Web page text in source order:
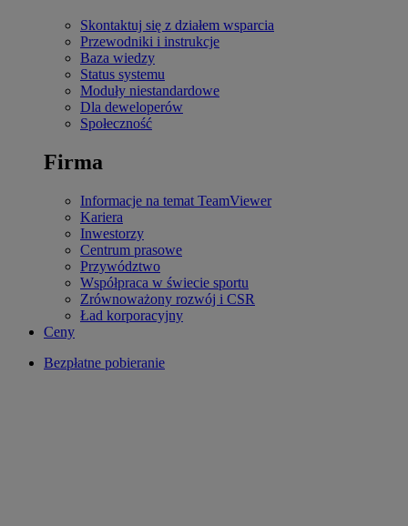
Skontaktuj się z działem wsparcia
Przewodniki i instrukcje
Baza wiedzy
Status systemu
Moduły niestandardowe
Dla deweloperów
Społeczność
Firma
Informacje na temat TeamViewer
Kariera
Inwestorzy
Centrum prasowe
Przywództwo
Współpraca w świecie sportu
Zrównoważony rozwój i CSR
Ład korporacyjny
Ceny
Bezpłatne pobieranie